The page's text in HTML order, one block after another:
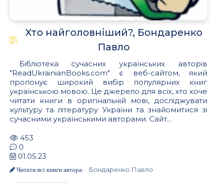
Хто найголовніший?, Бондаренко
Павло
Бібліотека сучасних українських авторів
"ReadUkrainianBooks.com" є веб-сайтом, який
пропонує широкий вибір популярних книг
українською мовою. Це джерело для всіх, хто хоче
читати книги в оригінальній мові, досліджувати
культуру та літературу України та знайомитися зі
сучасними українськими авторами. Сайт...
453
0
01.05.23
Читати всі книги автора: Бондаренко Павло